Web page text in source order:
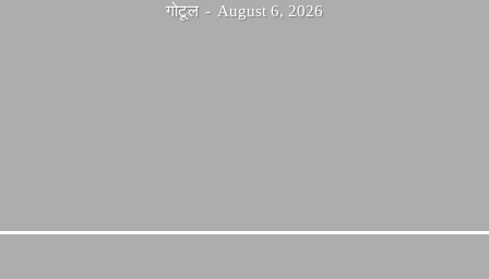
गोटूल - August 6, 2026